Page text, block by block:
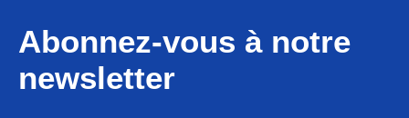
Abonnez-vous à notre
newsletter